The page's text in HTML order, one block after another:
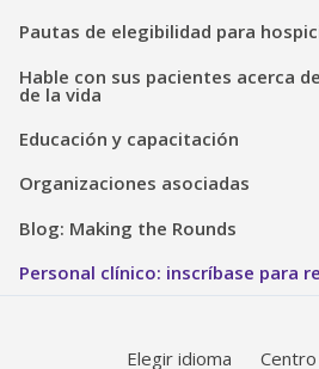
Pautas de elegibilidad para
Hable con sus pacientes acerca
de la vida
Educación y capacitación
Organizaciones asociadas
Blog: Making the Rounds
Personal clínico: inscríbase para
Elegir idioma